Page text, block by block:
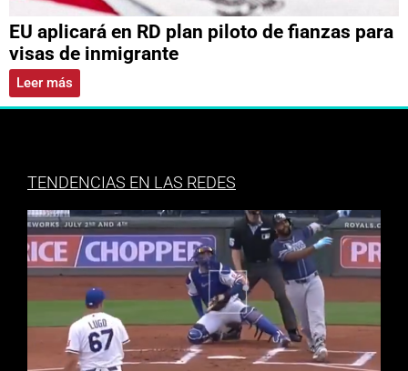
EU aplicará en RD plan piloto de fianzas para
visas de inmigrante
Leer más
TENDENCIAS EN LAS REDES